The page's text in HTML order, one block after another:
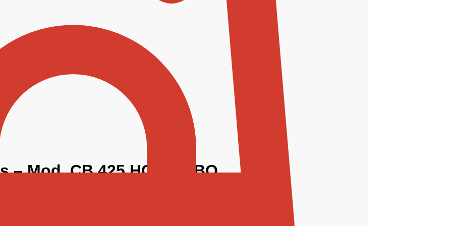
– Mod. CB 425 HC new BQ
48 kg / 24 h